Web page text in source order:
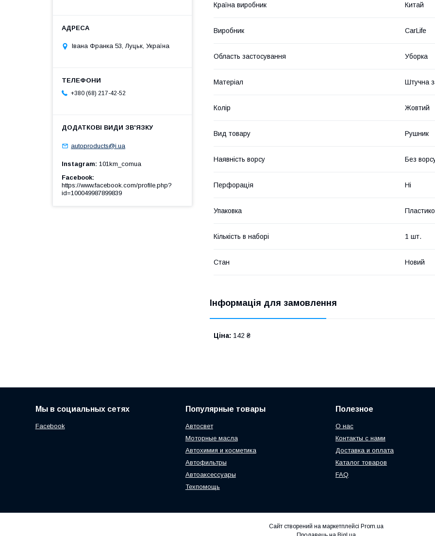
Країна виробник Китай
Виробник CarLife
Область застосування Уборка
Матеріал Штучна
Колір Жовтий
Вид товару Рушник
Наявність ворсу Без
Перфорація Ні
Упаковка
Кількість в наборі 1 шт.
Стан Новий
Інформація для замовлення
Ціна: 142 ₴
Івана Франка 53, Луцьк, Україна
+380 (68) 217-42-52
autoproducts@i.ua
Instagram 101km_comua
Facebook
https://www.facebook.com/profile.php?
id=100049987899839
Мы в социальных сетях
Facebook
Популярные товары
Автосвет
Моторные масла
Автохимия и косметика
Автофильтры
Автоаксессуары
Техпомощь
Полезное
О нас
Контакты с нами
Доставка и оплата
Каталог товаров
FAQ
Сайт створений на маркетплейсі Prom.ua